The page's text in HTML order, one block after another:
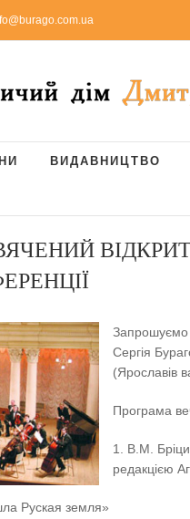
ВИДАВНИЦТВО
Запрошуємо
Сергія
(Ярославів
Програма
1. В.М.
редакцією
Руская земля»